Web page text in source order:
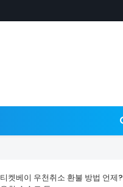
티켓베이 우천취소 환불 방법 언제?